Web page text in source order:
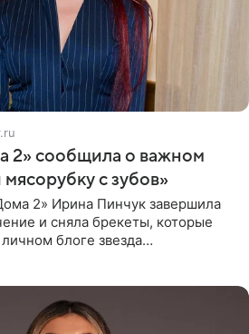
2» сообщила о важном
с зубов»
2» Ирина Пинчук завершила
и сняла брекеты, которые
блоге звезда